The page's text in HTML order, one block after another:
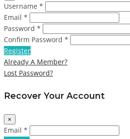
Username *
Email *
Password *
Confirm Password *
Register
Already A Member?
Lost Password?
Recover Your Account
×
Email *